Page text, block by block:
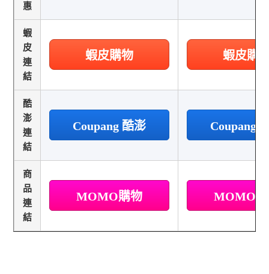
惠
蝦
皮
連
結
蝦皮購物 蝦皮購
酷
澎
連
結
Coupang 酷澎 Coupang
商
品
連
結
MOMO購物 MOMO